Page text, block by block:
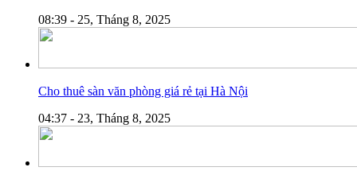
08:39 - 25, Tháng 8, 2025
Cho thuê sàn văn phòng giá rẻ tại Hà Nội
04:37 - 23, Tháng 8, 2025